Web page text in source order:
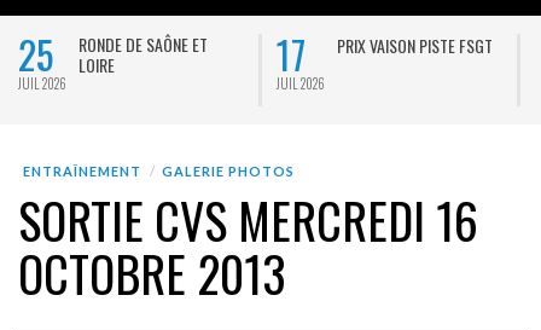
25
JUIL 2026
RONDE DE SAÔNE ET
LOIRE
17
JUIL 2026
PRIX VAISON PISTE FSGT
ENTRAÎNEMENT GALERIE PHOTOS
SORTIE CVS MERCREDI 16
OCTOBRE 2013